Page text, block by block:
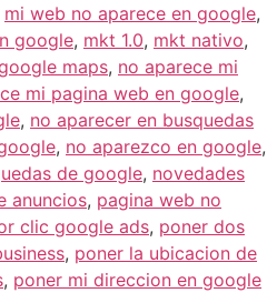
mi web no aparece en google,
google, mkt 1.0, mkt nativo,
maps, no aparece mi
mi pagina web en google,
, no aparecer en busquedas
, no aparezco en google,
de google, novedades
anuncios, pagina web no
clic google ads, poner dos
, poner la ubicacion de
, poner mi direccion en google